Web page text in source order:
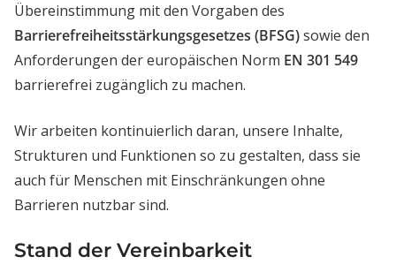
Übereinstimmung mit den Vorgaben des
Barrierefreiheitsstärkungsgesetzes (BFSG)sowie den
Anforderungen der europäischen Norm EN 301 549
barrierefrei zugänglich zu machen.
Wir arbeiten kontinuierlich daran, unsere Inhalte,
Strukturen und Funktionen so zu gestalten, dass sie
auch für Menschen mit Einschränkungen ohne
Barrieren nutzbar sind.
Stand der Vereinbarkeit